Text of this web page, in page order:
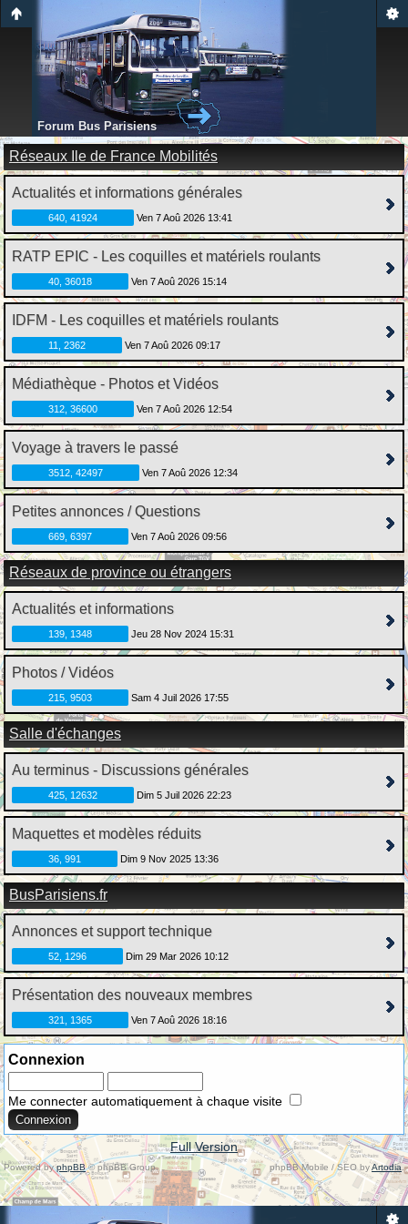
Forum Bus Parisiens
Réseaux Ile de France Mobilités
Actualités et informations générales
640, 41924 Ven 7 Aoû 2026 13:41
RATP EPIC - Les coquilles et matériels roulants
40, 36018 Ven 7 Aoû 2026 15:14
IDFM - Les coquilles et matériels roulants
11, 2362 Ven 7 Aoû 2026 09:17
Médiathèque - Photos et Vidéos
312, 36600 Ven 7 Aoû 2026 12:54
Voyage à travers le passé
3512, 42497 Ven 7 Aoû 2026 12:34
Petites annonces / Questions
669, 6397 Ven 7 Aoû 2026 09:56
Réseaux de province ou étrangers
Actualités et informations
139, 1348 Jeu 28 Nov 2024 15:31
Photos / Vidéos
215, 9503 Sam 4 Juil 2026 17:55
Salle d'échanges
Au terminus - Discussions générales
425, 12632 Dim 5 Juil 2026 22:23
Maquettes et modèles réduits
36, 991 Dim 9 Nov 2025 13:36
BusParisiens.fr
Annonces et support technique
52, 1296 Dim 29 Mar 2026 10:12
Présentation des nouveaux membres
321, 1365 Ven 7 Aoû 2026 18:16
Connexion
Me connecter automatiquement à chaque visite
Full Version
Powered byphpBB© phpBB Group. phpBB Mobile / SEO byArtodia .